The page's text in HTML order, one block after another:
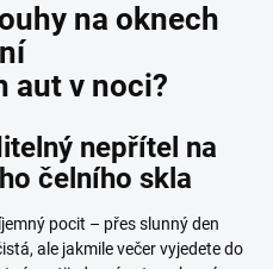
na oknech
aut v noci?
nepřítel na
čelního skla
pocit – přes slunný den
ale jakmile večer vyjedete do